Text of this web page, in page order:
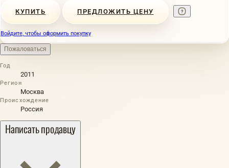
КУПИТЬ ПРЕДЛОЖИТЬ ЦЕНУ
Войдите, чтобы оформить покупку
Пожаловаться
Год
2011
Регион
Москва
Происхождение
Россия
Написать продавцу